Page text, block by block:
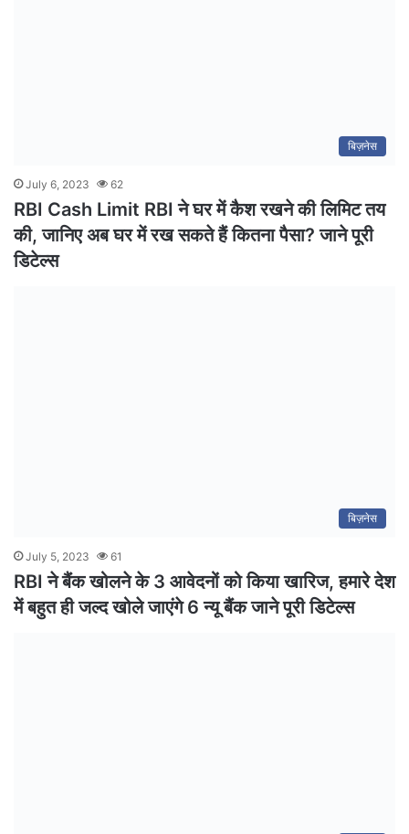
बिज़नेस
July 6, 2023 62
RBI Cash Limit RBI ने घर में कैश रखने की लिमिट तय
की, जानिए अब घर में रख सकते हैं कितना पैसा? जाने पूरी
डिटेल्स
बिज़नेस
July 5, 2023 61
RBI ने बैंक खोलने के 3 आवेदनों को क‍िया खार‍िज, हमारे देश
में बहुत ही जल्‍द खोले जाएंगे 6 न्यू बैंक जाने पूरी डिटेल्स